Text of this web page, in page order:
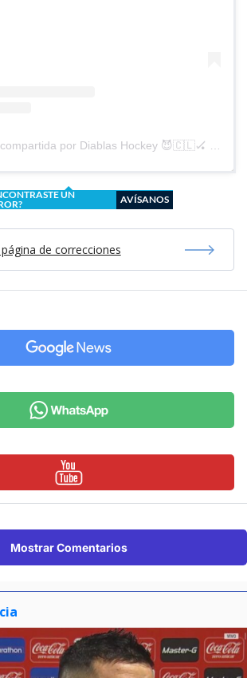
UN
AVÍSANOS
de correcciones
Mostrar Comentarios